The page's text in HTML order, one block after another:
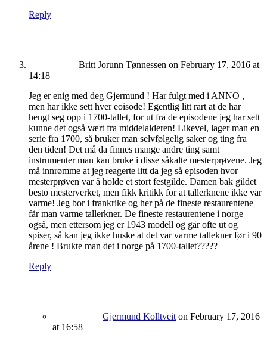
Reply
Britt Jorunn Tønnessen on February 17, 2016 at
14:18
Jeg er enig med deg Gjermund ! Har fulgt med i ANNO ,
men har ikke sett hver eoisode! Egentlig litt rart at de har
hengt seg opp i 1700-tallet, for ut fra de episodene jeg har sett
kunne det også vært fra middelalderen! Likevel, lager man en
serie fra 1700, så bruker man selvfølgelig saker og ting fra
den tiden! Det må da finnes mange andre ting samt
instrumenter man kan bruke i disse såkalte mesterprøvene. Jeg
må innrømme at jeg reagerte litt da jeg så episoden hvor
mesterprøven var å holde et stort festgilde. Damen bak gildet
besto mesterverket, men fikk kritikk for at tallerknene ikke var
varme! Jeg bor i frankrike og her på de fineste restaurentene
får man varme tallerkner. De fineste restaurentene i norge
også, men ettersom jeg er 1943 modell og går ofte ut og
spiser, så kan jeg ikke huske at det var varme tallekner før i 90
årene ! Brukte man det i norge på 1700-tallet?????
Reply
Gjermund Kolltveit on February 17, 2016
at 16:58